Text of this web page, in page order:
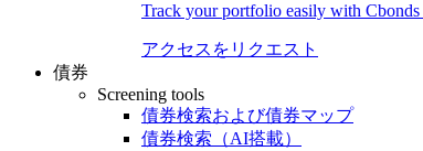
Track your portfolio easily with
アクセスをリクエスト
債券
Screening tools
債券検索および債券マップ
債券検索（AI搭載）